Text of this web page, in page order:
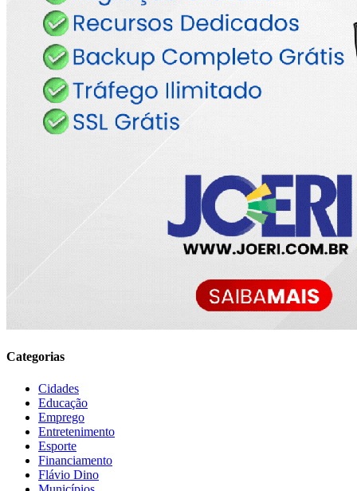
Categorias
Cidades
Educação
Emprego
Entretenimento
Esporte
Financiamento
Flávio Dino